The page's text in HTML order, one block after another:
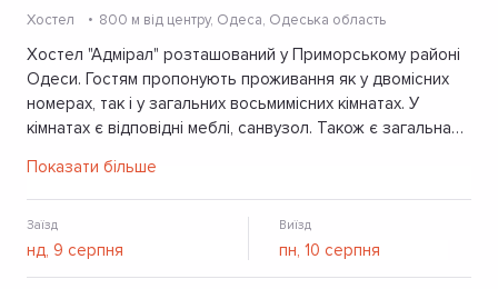
Хостел 800 м від центру, Одеса, Одеська область
Хостел "Адмірал" розташований у Приморському районі
Одеси. Гостям пропонують проживання як у двомісних
номерах, так і у загальних восьмимісних кімнатах. У
кімнатах є відповідні меблі, санвузол. Також є загальна
Показати більше
Заїзд Виїзд